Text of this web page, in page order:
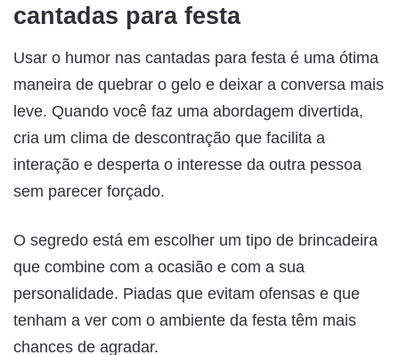
cantadas para festa
Usar o humor nas cantadas para festa é uma ótima
maneira de quebrar o gelo e deixar a conversa mais
leve. Quando você faz uma abordagem divertida,
cria um clima de descontração que facilita a
interação e desperta o interesse da outra pessoa
sem parecer forçado.
O segredo está em escolher um tipo de brincadeira
que combine com a ocasião e com a sua
personalidade. Piadas que evitam ofensas e que
tenham a ver com o ambiente da festa têm mais
chances de agradar.